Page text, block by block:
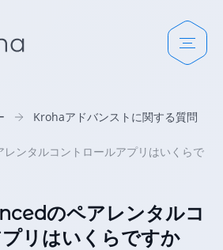
Krohaアドバンストに関する質問
ンタルコントロールアプリはいくらで
のペアレンタルコ
リはいくらですか